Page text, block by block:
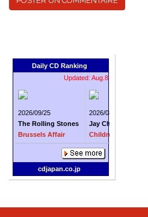
Daily CD Ranking
Updated: Aug.8
2026/09/25
The Rolling Stones
Brussels Affair
2026/08/05
Jay Chou
Children of the Sun
cdjapan.co.jp